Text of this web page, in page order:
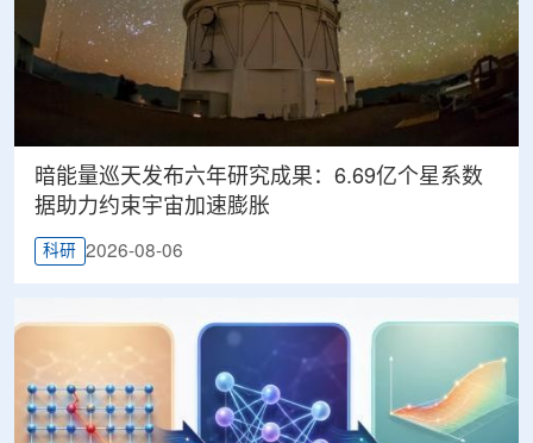
暗能量巡天发布六年研究成果：6.69亿个星系数
据助力约束宇宙加速膨胀
科研 2026-08-06